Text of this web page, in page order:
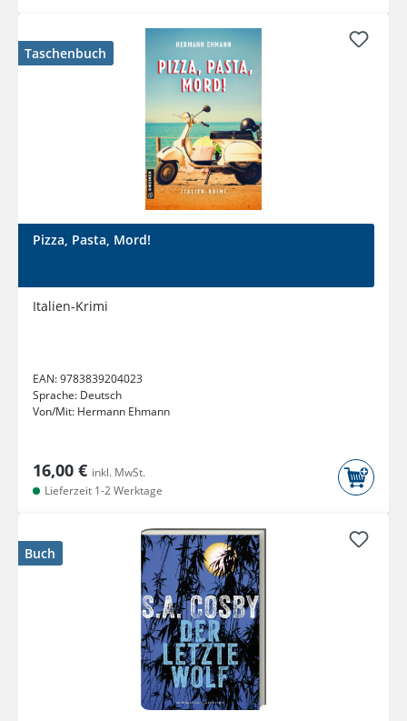
Taschenbuch
Pizza, Pasta, Mord!
Italien-Krimi
EAN:9783839204023
Sprache: Deutsch
Von/Mit: Hermann Ehmann
16,00 € inkl. MwSt.
Lieferzeit 1-2 Werktage
Buch